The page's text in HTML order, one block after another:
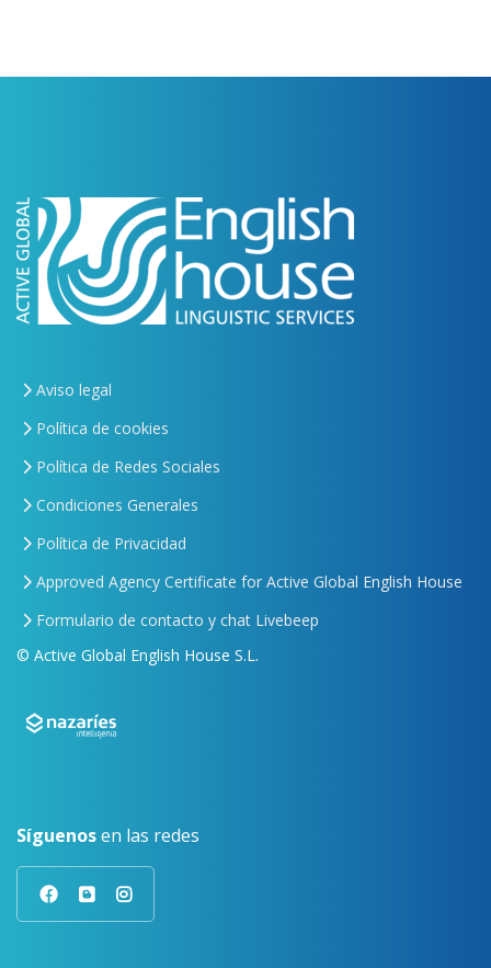
Aviso legal
Política de cookies
Política de Redes Sociales
Condiciones Generales
Política de Privacidad
Approved Agency Certificate for Active Global English House
Formulario de contacto y chat Livebeep
© Active Global English House S.L.
Síguenosen las redes